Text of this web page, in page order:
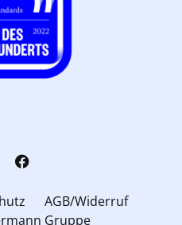
AGB/Widerruf
Gruppe